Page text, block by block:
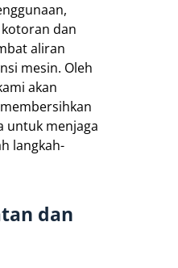
dan
aliran
mesin. Oleh
akan
untuk menjaga
langkah-
dan